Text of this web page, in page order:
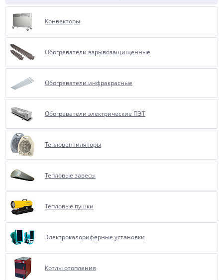
Конвекторы
Обогреватели взрывозащищенные
Обогреватели инфракрасные
Обогреватели электрические ПЭТ
Тепловентиляторы
Тепловые завесы
Тепловые пушки
Элeктрoкaлoрифeрные установки
Котлы отопления